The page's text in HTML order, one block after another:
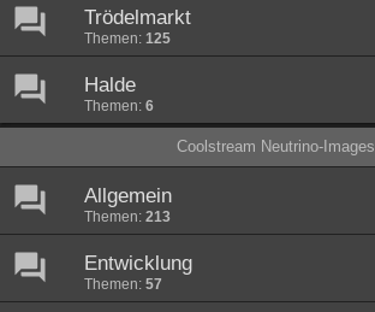
Trödelmarkt
Themen: 125
Halde
Themen: 6
Coolstream Neutrino-Images
Allgemein
Themen: 213
Entwicklung
Themen: 57